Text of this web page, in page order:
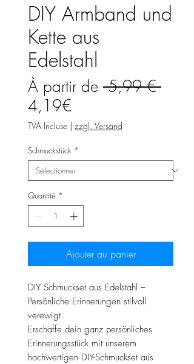
DIY Armband und
Kette aus
Edelstahl
À partir de 5,99 € Prix
4,19€
promotionnel
TVA Incluse | zzgl. Versand
Schmuckstück *
Quantité *
Ajouter au panier
DIY Schmuckset aus Edelstahl –
Persönliche Erinnerungen stilvoll
verewigt
Erschaffe dein ganz persönliches
Erinnerungsstück mit unserem
hochwertigen DIY-Schmuckset aus